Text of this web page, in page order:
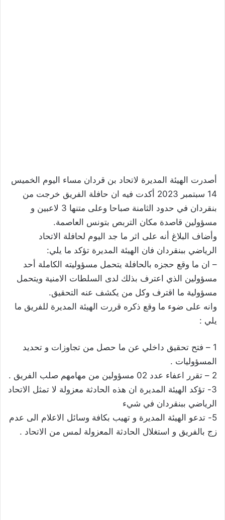
أصدرت الهيئة المديرة لاتحاد بن قردان مساء اليوم الخميس
14 سبتمبر 2023 أكدت فيه ان حافلة الفريق خرجت من
بنقردان في حدود الثامنة صباحا وعلى متنها 3 لاعبين و
مسؤولين قاصدة مكان التربص بتونس العاصمة.
وأضاف البلاغ أنه على اثر ما جد اليوم لحافلة الاتحاد
الرياضي ببنقردان فان الهيئة المديرة تؤكد ما يلي:
– ان ما وقع حجزه بالحافلة يتحمل مسؤوليته الكاملة أحد
مسؤولين الذي اعترف بذلك لدى السلطات الامنية ويتحمل
مسؤولية ما اقترف وكل من يكشف عنه التحقيق.
وانه على ضوء ما وقع ذكره قررت الهيئة المديرة للفريق ما
يلي :
1 – فتح تحقيق داخلي عن ما حصل من تجاوزات و تحديد
المسؤوليات .
2 – تقرر اعفاء عدد 02 مسؤولين من مهامهم صلب الفريق .
3- تؤكد الهيئة المديرة ان هذه الحادثة معزولة لا تمثل الاتحاد
الرياضي ببنقردان في شيء
5- تدعو الهيئة المديرة و تهيب بكافة وسائل الاعلام الى عدم
زج بالفريق و استغلال الحادثة المعزولة لمس من الاتحاد .